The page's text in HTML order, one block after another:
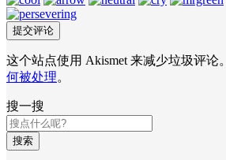
这个站点使用 Akismet 来减少垃圾评论。
何被处理。
搜一搜
搜索